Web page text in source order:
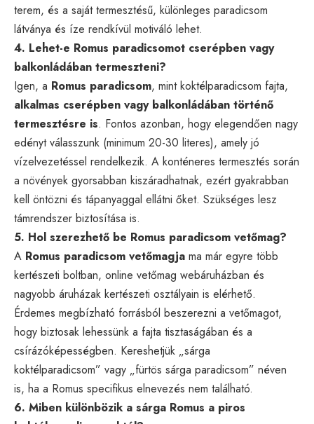
terem, és a saját termesztésű, különleges paradicsom
látványa és íze rendkívül motiváló lehet.
4. Lehet-e Romus paradicsomot cserépben vagy
balkonládában termeszteni?
Igen, a Romus paradicsom, mint koktélparadicsom fajta,
alkalmas cserépben vagy balkonládában történő
termesztésre is. Fontos azonban, hogy elegendően nagy
edényt válasszunk (minimum 20-30 literes), amely jó
vízelvezetéssel rendelkezik. A konténeres termesztés során
a növények gyorsabban kiszáradhatnak, ezért gyakrabban
kell öntözni és tápanyaggal ellátni őket. Szükséges lesz
támrendszer biztosítása is.
5. Hol szerezhető be Romus paradicsom vetőmag?
A Romus paradicsom vetőmagja ma már egyre több
kertészeti boltban, online vetőmag webáruházban és
nagyobb áruházak kertészeti osztályain is elérhető.
Érdemes megbízható forrásból beszerezni a vetőmagot,
hogy biztosak lehessünk a fajta tisztaságában és a
csírázóképességben. Kereshetjük „sárga
koktélparadicsom” vagy „fürtös sárga paradicsom” néven
is, ha a Romus specifikus elnevezés nem található.
6. Miben különbözik a sárga Romus a piros